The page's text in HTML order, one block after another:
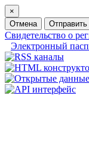
×
Отмена
Отправить
Свидетельство о
Электронный